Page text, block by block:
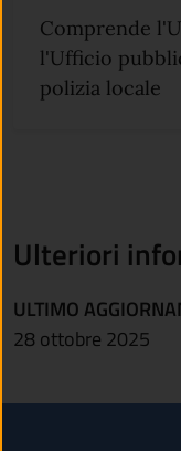
Comprende
l'Ufficio
polizia locale
Ulteriori
ULTIMO
28 ottobre 2025